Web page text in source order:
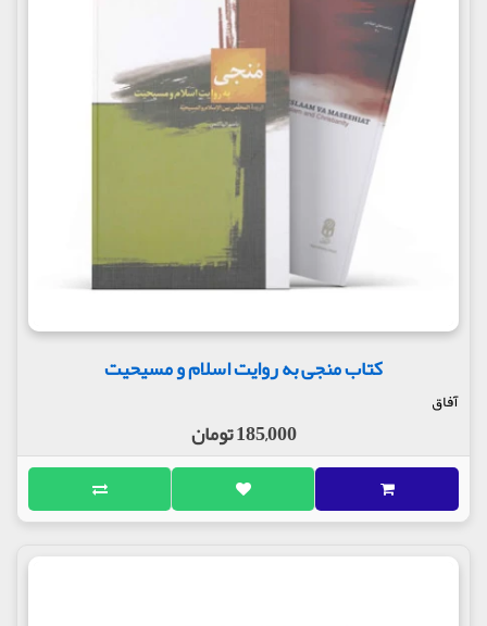
کتاب منجی به روایت اسلام و مسیحیت
آفاق
185,000 تومان